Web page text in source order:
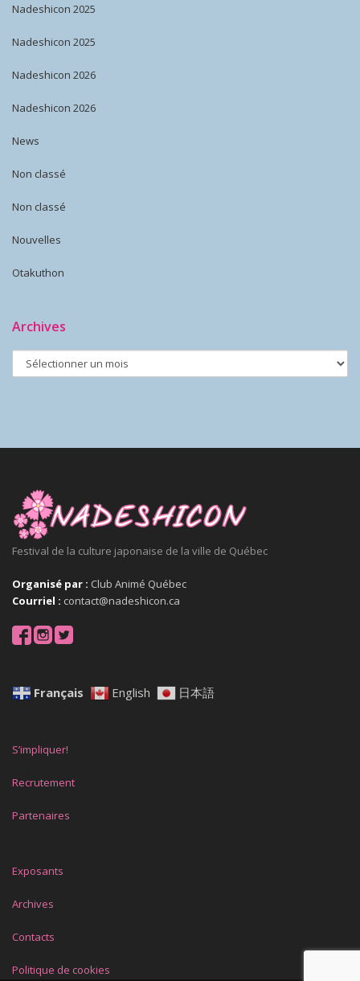
Nadeshicon 2025
Nadeshicon 2025
Nadeshicon 2026
Nadeshicon 2026
News
Non classé
Non classé
Nouvelles
Otakuthon
Archives
Festival de la culture japonaise de la ville de Québec
Organisé par : Club Animé Québec
Courriel : contact@nadeshicon.ca
Français English 日本語
S’impliquer!
Recrutement
Partenaires
Exposants
Archives
Contacts
Politique de cookies